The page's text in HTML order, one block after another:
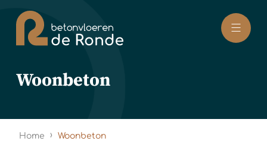
Naar hoofdinhoud
Woonbeton
Home › Woonbeton